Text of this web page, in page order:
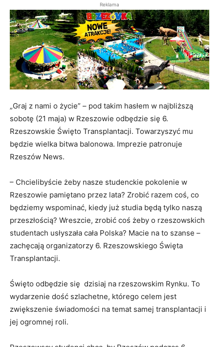
Reklama
„Graj z nami o życie” – pod takim hasłem w najbliższą
sobotę (21 maja) w Rzeszowie odbędzie się 6.
Rzeszowskie Święto Transplantacji. Towarzyszyć mu
będzie wielka bitwa balonowa. Imprezie patronuje
Rzeszów News.
– Chcielibyście żeby nasze studenckie pokolenie w
Rzeszowie pamiętano przez lata? Zrobić razem coś, co
będziemy wspominać, kiedy już studia będą tylko naszą
przeszłością? Wreszcie, zrobić coś żeby o rzeszowskich
studentach usłyszała cała Polska? Macie na to szanse –
zachęcają organizatorzy 6. Rzeszowskiego Święta
Transplantacji.
Święto odbędzie się dzisiaj na rzeszowskim Rynku. To
wydarzenie dość szlachetne, którego celem jest
zwiększenie świadomości na temat samej transplantacji i
jej ogromnej roli.